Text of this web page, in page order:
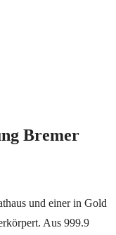
Bremer
und einer in Gold
Aus 999.9